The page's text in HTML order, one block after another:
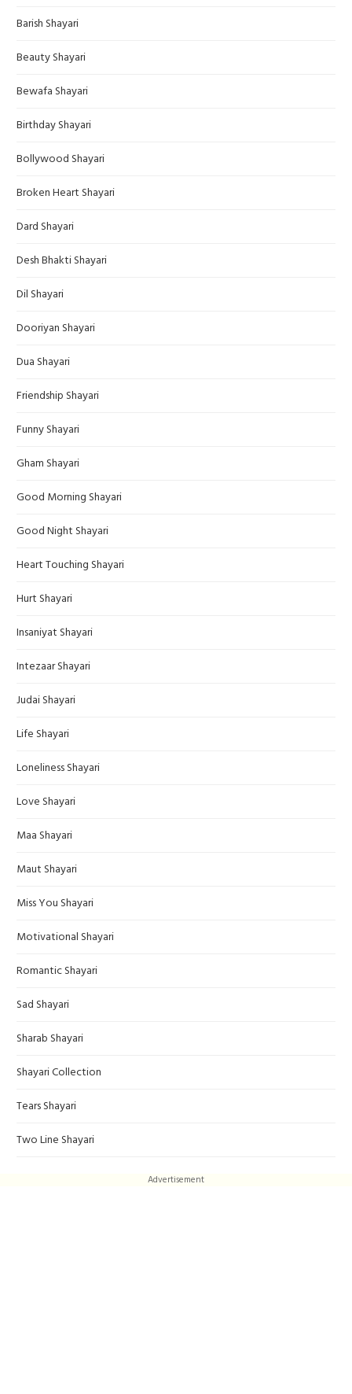
Barish Shayari
Beauty Shayari
Bewafa Shayari
Birthday Shayari
Bollywood Shayari
Broken Heart Shayari
Dard Shayari
Desh Bhakti Shayari
Dil Shayari
Dooriyan Shayari
Dua Shayari
Friendship Shayari
Funny Shayari
Gham Shayari
Good Morning Shayari
Good Night Shayari
Heart Touching Shayari
Hurt Shayari
Insaniyat Shayari
Intezaar Shayari
Judai Shayari
Life Shayari
Loneliness Shayari
Love Shayari
Maa Shayari
Maut Shayari
Miss You Shayari
Motivational Shayari
Romantic Shayari
Sad Shayari
Sharab Shayari
Shayari Collection
Tears Shayari
Two Line Shayari
Advertisement